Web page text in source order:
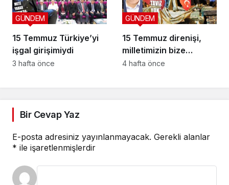
15 Temmuz Türkiye’yi
işgal girişimiydi
GÜNDEM
3 hafta önce
15 Temmuz direnişi,
milletimizin bize
yüklediği tarihi
GÜNDEM
4 hafta önce
Bir Cevap Yaz
E-posta adresiniz yayınlanmayacak. Gerekli alanlar
* ile işaretlenmişlerdir